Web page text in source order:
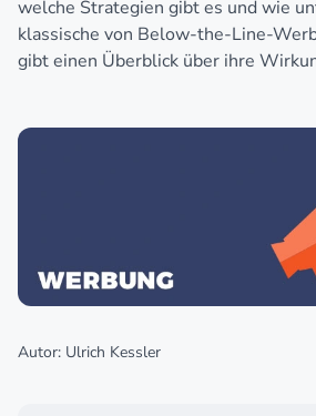
welche Strategien gibt es und wie
klassische von Below-the-Line-
gibt einen Überblick über ihre
Autor: Ulrich Kessler